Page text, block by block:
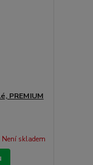
PREMIUM
Není skladem